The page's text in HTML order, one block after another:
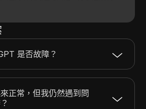
是否故障？
正常，但我仍然遇到問